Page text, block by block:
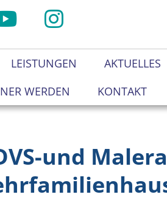
LEISTUNGEN AKTUELLES
WERDEN
KONTAKT
und